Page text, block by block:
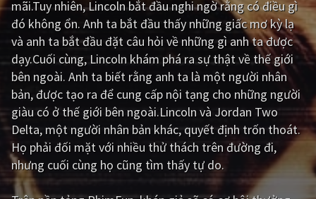
Giật gân Gia đình
Lịch sử
Viễn Tây Tiểu sử
GameShow DramaTV
QUỐC GIA
Âu - Mỹ Trung Quốc - Hồng Kông
mãi.Tuy nhiên, Lincoln bắt đầu nghi ngờ rằng có điều gì
đó không ổn. Anh ta bắt đầu thấy những giấc mơ kỳ lạ
và anh ta bắt đầu đặt câu hỏi về những gì anh ta được
dạy.Cuối cùng, Lincoln khám phá ra sự thật về thế giới
bên ngoài. Anh ta biết rằng anh ta là một người nhân
bản, được tạo ra để cung cấp nội tạng cho những người
giàu có ở thế giới bên ngoài.Lincoln và Jordan Two
Delta, một người nhân bản khác, quyết định trốn thoát.
Họ phải đối mặt với nhiều thử thách trên đường đi,
nhưng cuối cùng họ cũng tìm thấy tự do.